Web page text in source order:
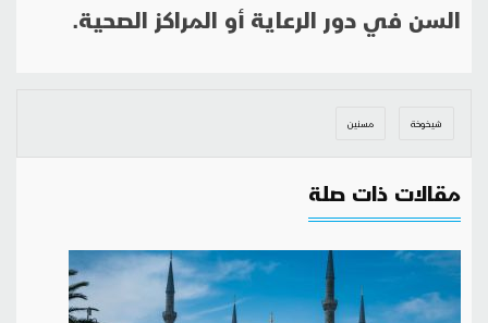
السن في دور الرعاية أو المراكز الصحية.
شيخوخة مسنين
مقالات ذات صلة